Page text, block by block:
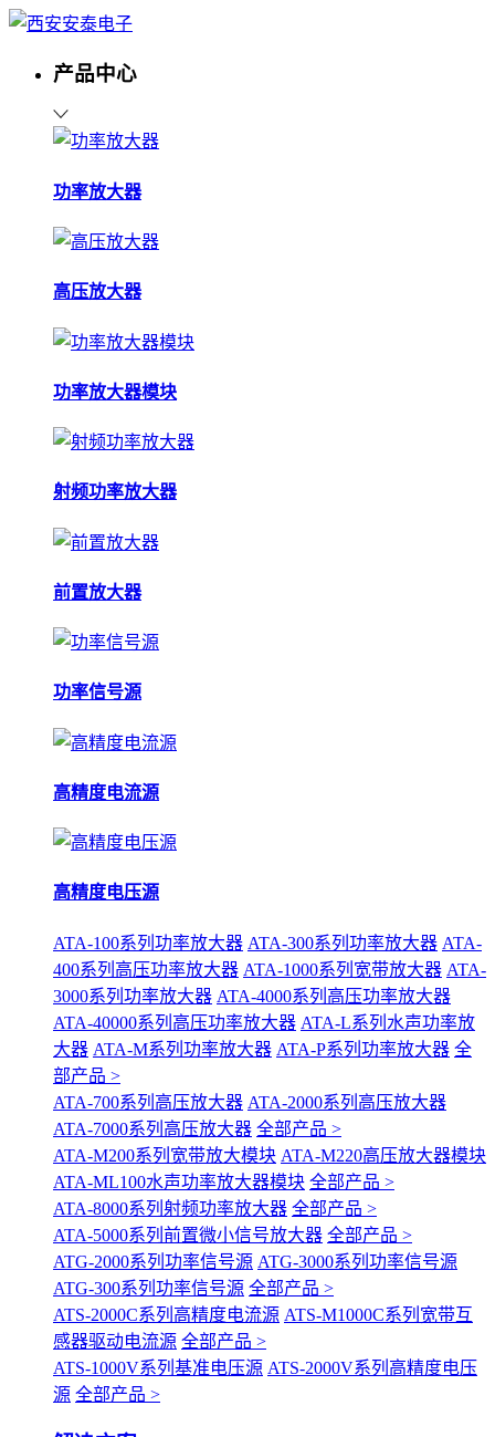
产品中心
功率放大器
高压放大器
功率放大器模块
射频功率放大器
前置放大器
功率信号源
高精度电流源
高精度电压源
ATA-100系列功率放大器 ATA-300系列功率放大器 ATA-
400系列高压功率放大器 ATA-1000系列宽带放大器 ATA-
3000系列功率放大器 ATA-4000系列高压功率放大器
ATA-40000系列高压功率放大器 ATA-L系列水声功率放
大器 ATA-M系列功率放大器 ATA-P系列功率放大器 全
部产品 >
ATA-700系列高压放大器 ATA-2000系列高压放大器
ATA-7000系列高压放大器 全部产品 >
ATA-M200系列宽带放大模块 ATA-M220高压放大器模块
ATA-ML100水声功率放大器模块 全部产品 >
ATA-8000系列射频功率放大器 全部产品 >
ATA-5000系列前置微小信号放大器 全部产品 >
ATG-2000系列功率信号源 ATG-3000系列功率信号源
ATG-300系列功率信号源 全部产品 >
ATS-2000C系列高精度电流源 ATS-M1000C系列宽带互
感器驱动电流源 全部产品 >
ATS-1000V系列基准电压源 ATS-2000V系列高精度电压
源 全部产品 >